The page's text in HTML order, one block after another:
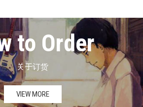
to Order
关于订货
VIEW MORE